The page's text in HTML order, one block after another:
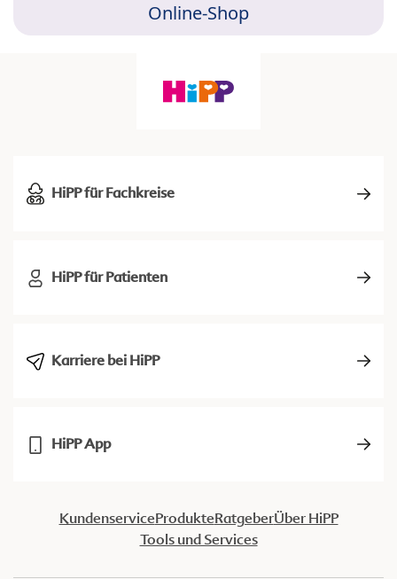
Online-Shop
HiPP für Fachkreise
HiPP für Patienten
Karriere bei HiPP
HiPP App
KundenserviceProdukteRatgeberÜber HiPP
Tools und Services